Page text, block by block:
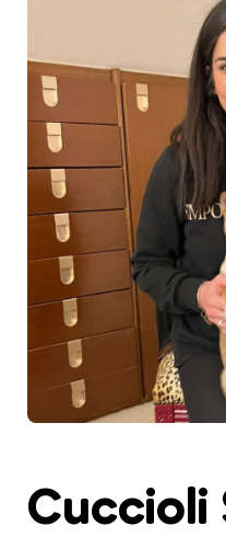
Cuccioli